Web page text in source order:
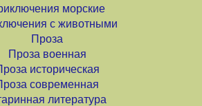
морские
с животными
Проза
Проза военная
историческая
современная
литература